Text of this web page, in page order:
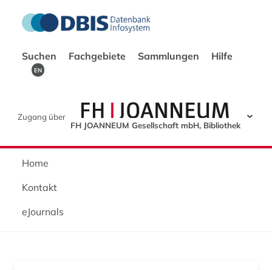
Suchen Fachgebiete Sammlungen Hilfe
EN
Zugang über
FH JOANNEUM Gesellschaft mbH, Bibliothek
Home
Kontakt
eJournals